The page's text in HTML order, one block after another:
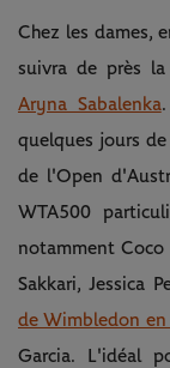
Chez les dames,
suivra de près
Aryna Sabalenka.
quelques jours
de l'Open
WTA500
notamment Coco
Sakkari, Jessica
de Wimbledon
Garcia. L'idéal